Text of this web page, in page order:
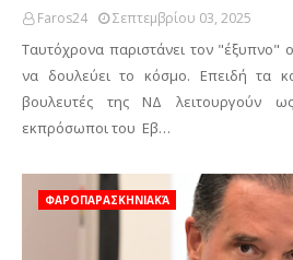
Faros24 Σεπτεμβρίου 03, 2025
Ταυτόχρονα παριστάνει τον "έξυπνο"
να δουλεύει το κόσμο. Επειδή τα
βουλευτές της ΝΔ λειτουργούν
εκπρόσωποι του Εβ…
ΦΑΡΟΠΑΡΑΣΚΗΝΙΑΚΆ